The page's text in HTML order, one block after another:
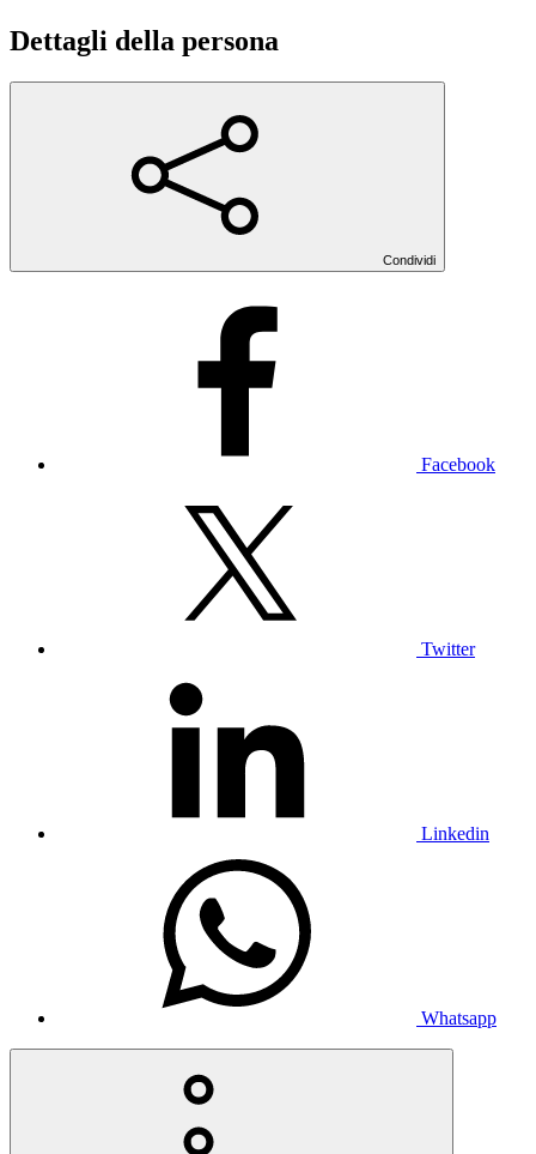
Dettagli della persona
Condividi
Facebook
Twitter
Linkedin
Whatsapp